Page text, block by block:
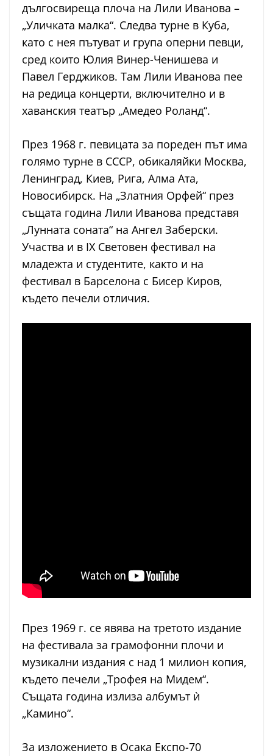
дългосвиреща плоча на Лили Иванова –
„Уличката малка“. Следва турне в Куба,
като с нея пътуват и група оперни певци,
сред които Юлия Винер-Ченишева и
Павел Герджиков. Там Лили Иванова пее
на редица концерти, включително и в
хаванския театър „Амедео Роланд“.
През 1968 г. певицата за пореден път има
голямо турне в СССР, обикаляйки Москва,
Ленинград, Киев, Рига, Алма Ата,
Новосибирск. На „Златния Орфей“ през
същата година Лили Иванова представя
„Лунната соната“ на Ангел Заберски.
Участва и в IX Световен фестивал на
младежта и студентите, както и на
фестивал в Барселона с Бисер Киров,
където печели отличия.
През 1969 г. се явява на третото издание
на фестивала за грамофонни плочи и
музикални издания с над 1 милион копия,
където печели „Трофея на Мидем“.
Същата година излиза албумът ѝ
„Камино“.
За изложението в Осака Експо-70